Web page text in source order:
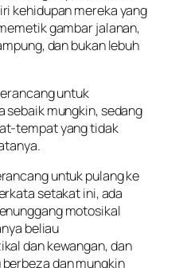
kehidupan mereka yang
gambar jalanan,
dan bukan lebuh
untuk
sebaik mungkin, sedang
tempat yang tidak
untuk pulang ke
setakat ini, ada
motosikal
beliau
dan kewangan, dan
dan mungkin